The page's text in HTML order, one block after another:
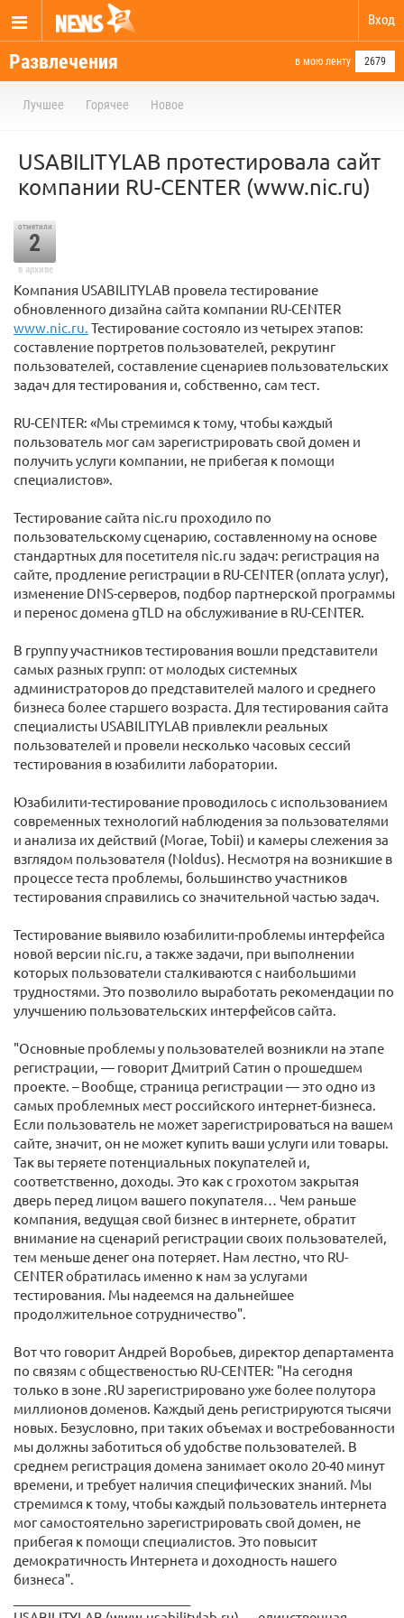
Вход
Развлечения в мою ленту 2679
Лучшее Горячее Новое
USABILITYLAB протестировала сайт
компании RU-CENTER (www.nic.ru)
отметили
2
в архиве
Компания USABILITYLAB провела тестирование
обновленного дизайна сайта компании RU-CENTER
www.nic.ru. Тестирование состояло из четырех этапов:
составление портретов пользователей, рекрутинг
пользователей, составление сценариев пользовательских
задач для тестирования и, собственно, сам тест.
RU-CENTER: «Мы стремимся к тому, чтобы каждый
пользователь мог сам зарегистрировать свой домен и
получить услуги компании, не прибегая к помощи
специалистов».
Тестирование сайта nic.ru проходило по
пользовательскому сценарию, составленному на основе
стандартных для посетителя nic.ru задач: регистрация на
сайте, продление регистрации в RU-CENTER (оплата услуг),
изменение DNS-серверов, подбор партнерской программы
и перенос домена gTLD на обслуживание в RU-CENTER.
В группу участников тестирования вошли представители
самых разных групп: от молодых системных
администраторов до представителей малого и среднего
бизнеса более старшего возраста. Для тестирования сайта
специалисты USABILITYLAB привлекли реальных
пользователей и провели несколько часовых сессий
тестирования в юзабилити лаборатории.
Юзабилити-тестирование проводилось с использованием
современных технологий наблюдения за пользователями
и анализа их действий (Morae, Tobii) и камеры слежения за
взглядом пользователя (Noldus). Несмотря на возникшие в
процессе теста проблемы, большинство участников
тестирования справились со значительной частью задач.
Тестирование выявило юзабилити-проблемы интерфейса
новой версии nic.ru, а также задачи, при выполнении
которых пользователи сталкиваются с наибольшими
трудностями. Это позволило выработать рекомендации по
улучшению пользовательских интерфейсов сайта.
"Основные проблемы у пользователей возникли на этапе
регистрации, — говорит Дмитрий Сатин о прошедшем
проекте. – Вообще, страница регистрации — это одно из
самых проблемных мест российского интернет-бизнеса.
Если пользователь не может зарегистрироваться на вашем
сайте, значит, он не может купить ваши услуги или товары.
Так вы теряете потенциальных покупателей и,
соответственно, доходы. Это как с грохотом закрытая
дверь перед лицом вашего покупателя… Чем раньше
компания, ведущая свой бизнес в интернете, обратит
внимание на сценарий регистрации своих пользователей,
тем меньше денег она потеряет. Нам лестно, что RU-
CENTER обратилась именно к нам за услугами
тестирования. Мы надеемся на дальнейшее
продолжительное сотрудничество".
Вот что говорит Андрей Воробьев, директор департамента
по связям с общественостью RU-CENTER: "На сегодня
только в зоне .RU зарегистрировано уже более полутора
миллионов доменов. Каждый день регистрируются тысячи
новых. Безусловно, при таких объемах и востребованности
мы должны заботиться об удобстве пользователей. В
среднем регистрация домена занимает около 20-40 минут
времени, и требует наличия специфических знаний. Мы
стремимся к тому, чтобы каждый пользователь интернета
мог самостоятельно зарегистрировать свой домен, не
прибегая к помощи специалистов. Это повысит
демократичность Интернета и доходность нашего
бизнеса".